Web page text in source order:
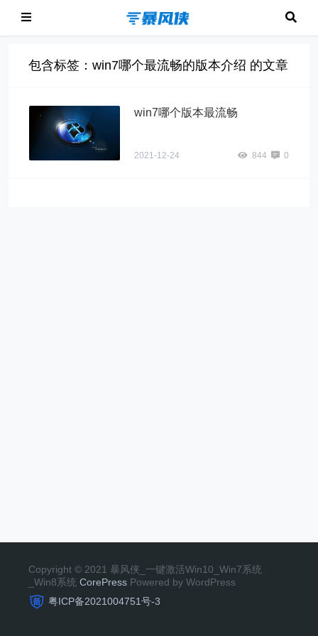
包含标签：win7哪个最流畅的版本介绍 的文章
win7哪个版本最流畅
2021-12-24 844 0
Copyright © 2021 暴风侠_一键激活Win10_Win7系统
_Win8系统 CorePress Powered by WordPress
粤ICP备2021004751号-3